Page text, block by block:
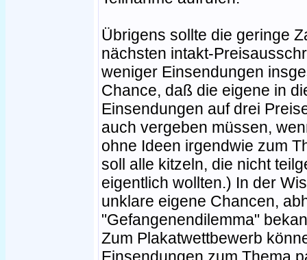
Übrigens sollte die geringe
nächsten intakt-
weniger Einsendungen
Chance, daß die eigene in
Einsendungen auf drei
auch vergeben müssen,
ohne Ideen irgendwie zum
soll alle kitzeln, die nicht
eigentlich wollten.) In der
unklare eigene Chancen,
"Gefangenendilemma"
Zum Plakatwettbewerb